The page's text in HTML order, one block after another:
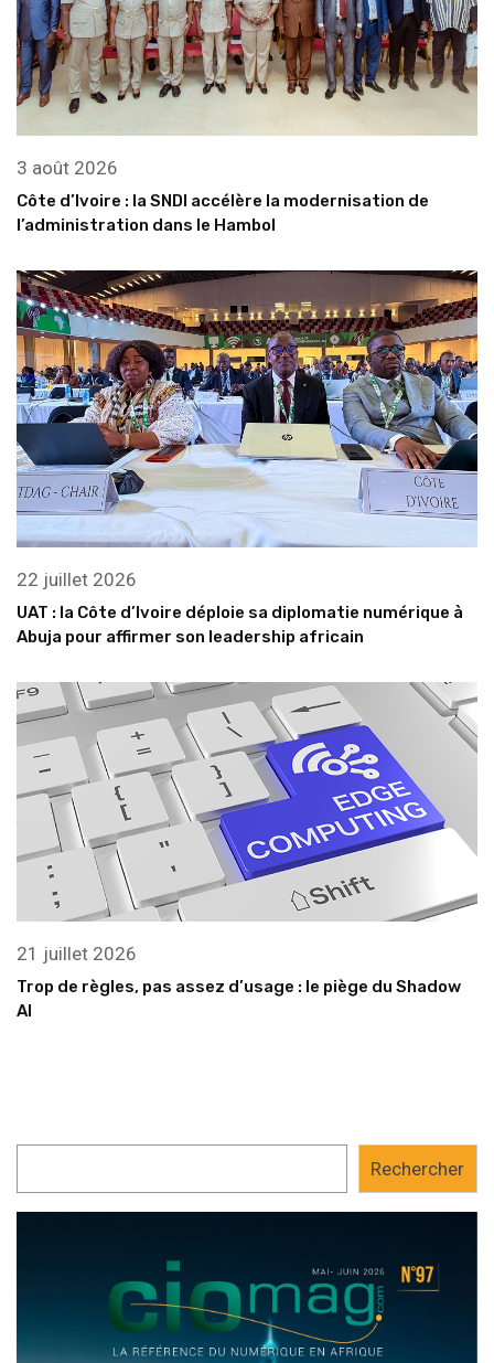
3 août 2026
Côte d’Ivoire : la SNDI accélère la modernisation de
l’administration dans le Hambol
22 juillet 2026
UAT : la Côte d’Ivoire déploie sa diplomatie numérique à
Abuja pour affirmer son leadership africain
21 juillet 2026
Trop de règles, pas assez d’usage : le piège du Shadow
AI
Rechercher